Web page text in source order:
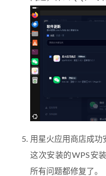
用星火应用商店成功
这次安装的WPS安
所有问题都修复了。